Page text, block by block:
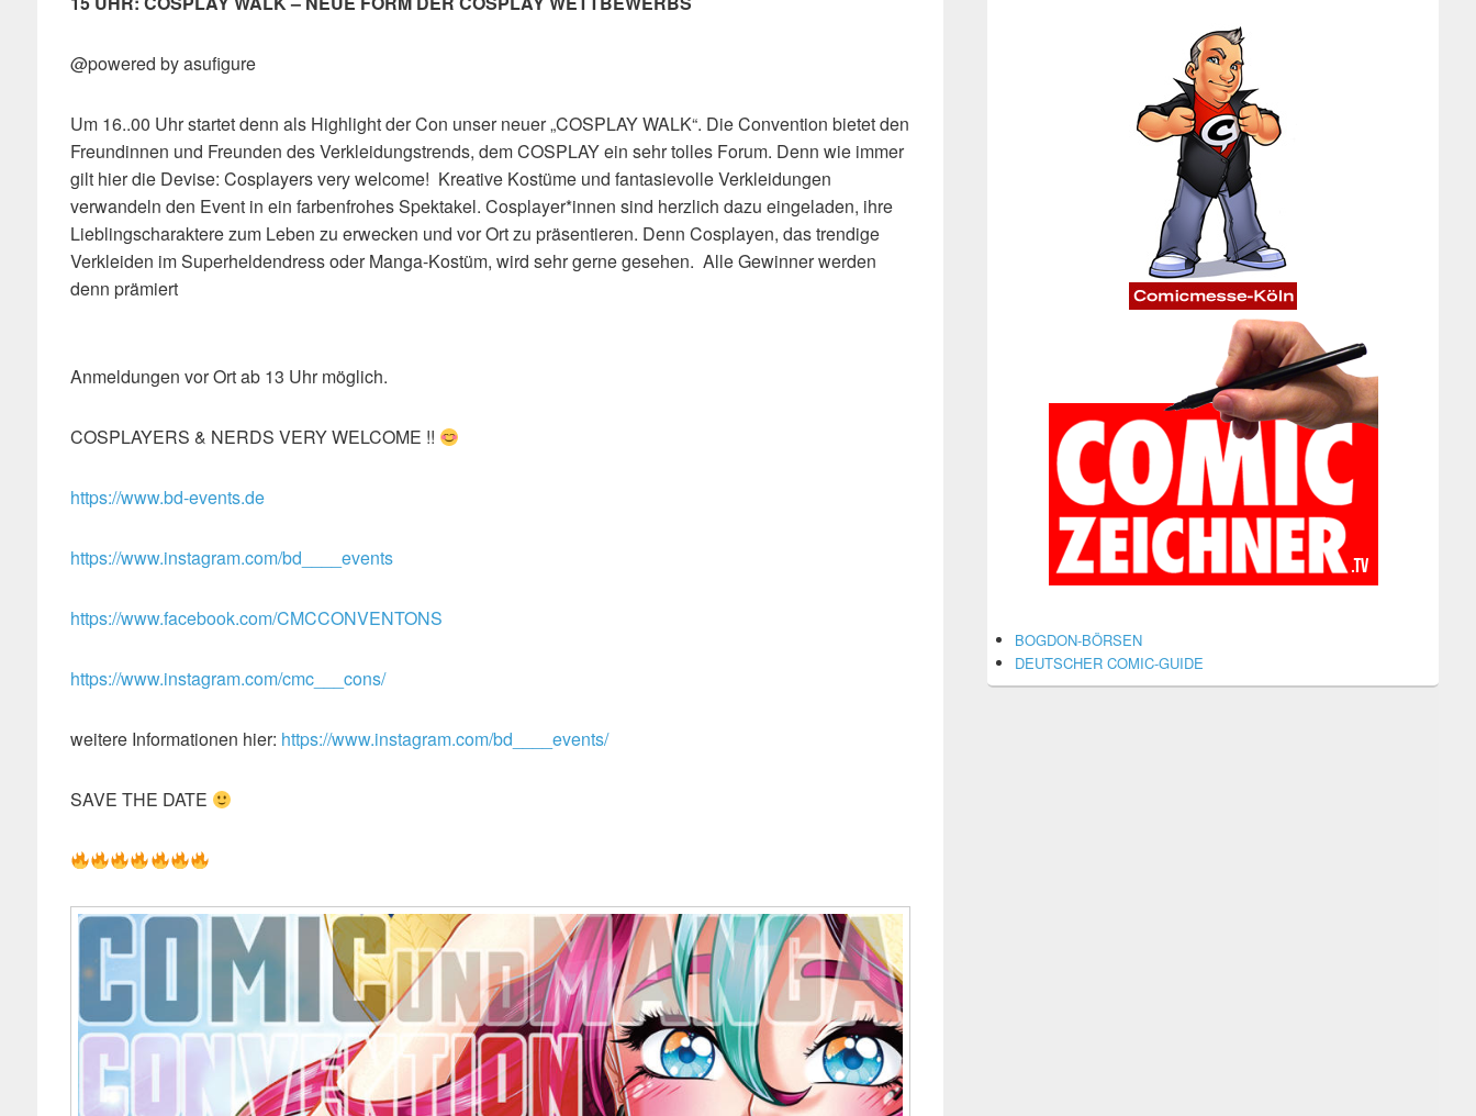
@powered by asufigure
Um 16..00 Uhr startet denn als Highlight der Con unser neuer „COSPLAY WALK“. Die Convention bietet den
Freundinnen und Freunden des Verkleidungstrends, dem COSPLAY ein sehr tolles Forum. Denn wie immer
gilt hier die Devise: Cosplayers very welcome! Kreative Kostüme und fantasievolle Verkleidungen
verwandeln den Event in ein farbenfrohes Spektakel. Cosplayer*innen sind herzlich dazu eingeladen, ihre
Lieblingscharaktere zum Leben zu erwecken und vor Ort zu präsentieren. Denn Cosplayen, das trendige
Verkleiden im Superheldendress oder Manga-Kostüm, wird sehr gerne gesehen. Alle Gewinner werden
denn prämiert
Anmeldungen vor Ort ab 13 Uhr möglich.
COSPLAYERS & NERDS VERY WELCOME !!
https://www.bd-events.de
https://www.instagram.com/bd____events
https://www.facebook.com/CMCCONVENTONS
https://www.instagram.com/cmc___cons/
weitere Informationen hier: https://www.instagram.com/bd____events/
SAVE THE DATE
BOGDON-BÖRSEN
DEUTSCHER COMIC-GUIDE